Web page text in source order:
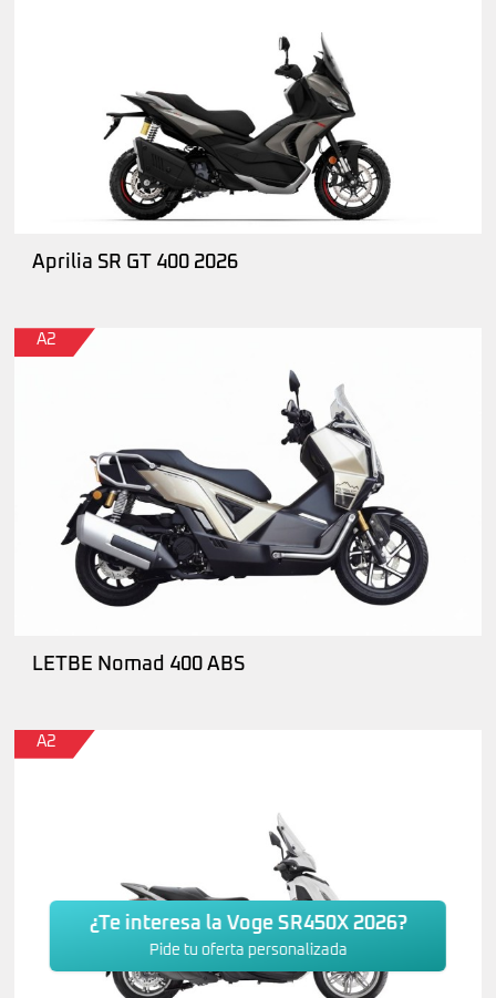
Aprilia SR GT 400 2026
A2
LETBE Nomad 400 ABS
A2
¿Te interesa la Voge SR450X 2026?
Pide tu oferta personalizada